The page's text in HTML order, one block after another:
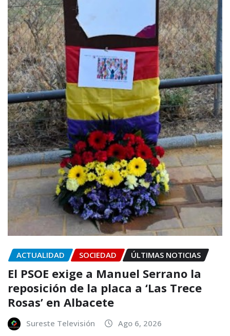
ACTUALIDAD SOCIEDAD ÚLTIMAS NOTICIAS
El PSOE exige a Manuel Serrano la
reposición de la placa a ‘Las Trece
Rosas’ en Albacete
Sureste Televisión Ago 6, 2026